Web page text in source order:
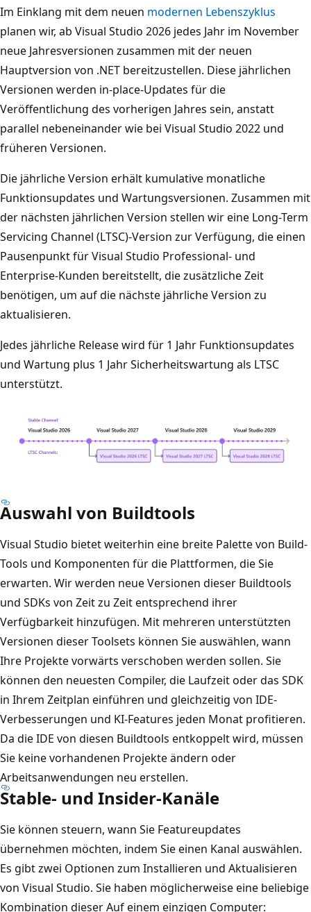
Im Einklang mit dem neuen modernen Lebenszyklus
planen wir, ab Visual Studio 2026 jedes Jahr im November
neue Jahresversionen zusammen mit der neuen
Hauptversion von .NET bereitzustellen. Diese jährlichen
Versionen werden in-place-Updates für die
Veröffentlichung des vorherigen Jahres sein, anstatt
parallel nebeneinander wie bei Visual Studio 2022 und
früheren Versionen.
Die jährliche Version erhält kumulative monatliche
Funktionsupdates und Wartungsversionen. Zusammen mit
der nächsten jährlichen Version stellen wir eine Long-Term
Servicing Channel (LTSC)-Version zur Verfügung, die einen
Pausenpunkt für Visual Studio Professional- und
Enterprise-Kunden bereitstellt, die zusätzliche Zeit
benötigen, um auf die nächste jährliche Version zu
aktualisieren.
Jedes jährliche Release wird für 1 Jahr Funktionsupdates
und Wartung plus 1 Jahr Sicherheitswartung als LTSC
unterstützt.
Auswahl von Buildtools
Visual Studio bietet weiterhin eine breite Palette von Build-
Tools und Komponenten für die Plattformen, die Sie
erwarten. Wir werden neue Versionen dieser Buildtools
und SDKs von Zeit zu Zeit entsprechend ihrer
Verfügbarkeit hinzufügen. Mit mehreren unterstützten
Versionen dieser Toolsets können Sie auswählen, wann
Ihre Projekte vorwärts verschoben werden sollen. Sie
können den neuesten Compiler, die Laufzeit oder das SDK
in Ihrem Zeitplan einführen und gleichzeitig von IDE-
Verbesserungen und KI-Features jeden Monat profitieren.
Da die IDE von diesen Buildtools entkoppelt wird, müssen
Sie keine vorhandenen Projekte ändern oder
Arbeitsanwendungen neu erstellen.
Stable- und Insider-Kanäle
Sie können steuern, wann Sie Featureupdates
übernehmen möchten, indem Sie einen Kanal auswählen.
Es gibt zwei Optionen zum Installieren und Aktualisieren
von Visual Studio. Sie haben möglicherweise eine beliebige
Kombination dieser Auf einem einzigen Computer: